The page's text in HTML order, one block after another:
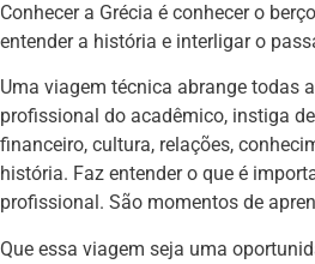
Conhecer a Grécia é conhecer o
entender a história e interligar o
Uma viagem técnica abrange todas
profissional do acadêmico, instiga
financeiro, cultura, relações,
história. Faz entender o que é
profissional. São momentos de
Que essa viagem seja uma